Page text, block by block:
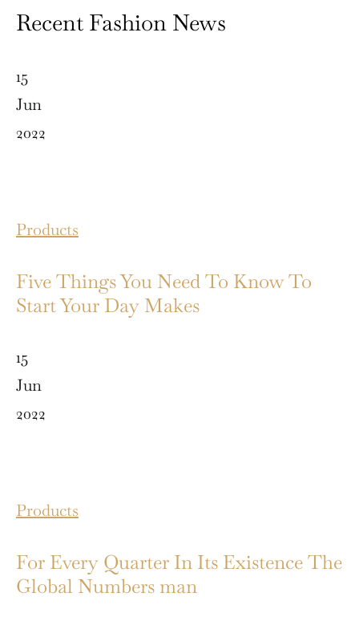
Recent Fashion News
15
Jun
2022
Products
Five Things You Need To Know To
Start Your Day Makes
15
Jun
2022
Products
For Every Quarter In Its Existence The
Global Numbers man